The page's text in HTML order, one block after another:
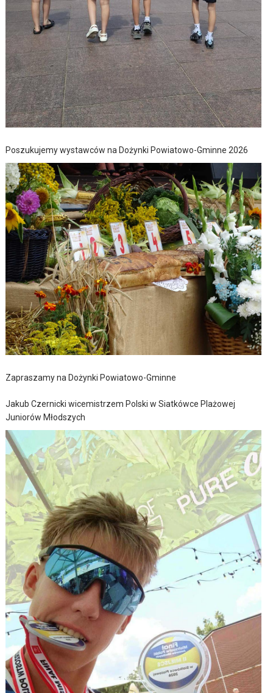
Poszukujemy wystawców na Dożynki Powiatowo-Gminne 2026
Zapraszamy na Dożynki Powiatowo-Gminne
Jakub Czernicki wicemistrzem Polski w Siatkówce Plażowej
Juniorów Młodszych